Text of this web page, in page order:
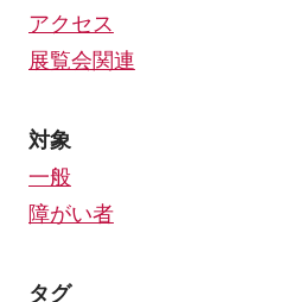
アクセス
展覧会関連
対象
一般
障がい者
タグ